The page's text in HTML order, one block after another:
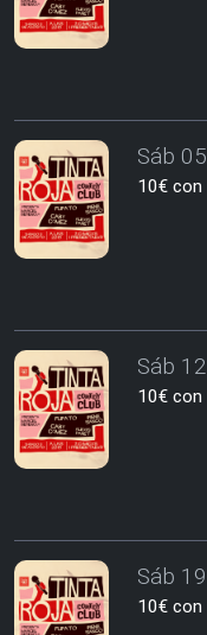
Sáb
10€ con
Sáb
10€ con
Sáb
10€ con